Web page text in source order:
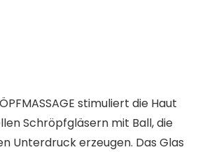
stimuliert die Haut
Schröpfgläsern mit Ball, die
Unterdruck erzeugen. Das Glas